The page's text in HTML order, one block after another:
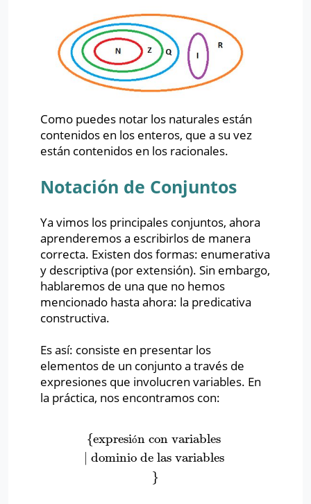
Como puedes notar los naturales están
contenidos en los enteros, que a su vez
están contenidos en los racionales.
Notación de Conjuntos
Ya vimos los principales conjuntos, ahora
aprenderemos a escribirlos de manera
correcta. Existen dos formas: enumerativa
y descriptiva (por extensión). Sin embargo,
hablaremos de una que no hemos
mencionado hasta ahora: la predicativa
constructiva.
Es así: consiste en presentar los
elementos de un conjunto a través de
expresiones que involucren variables. En
la práctica, nos encontramos con:
{expresión con variables
dominio de las variables
}
expresión con variables∣dominio de las variables